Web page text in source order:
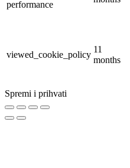
performance
viewed_cookie_policy
11
months
Spremi i prihvati